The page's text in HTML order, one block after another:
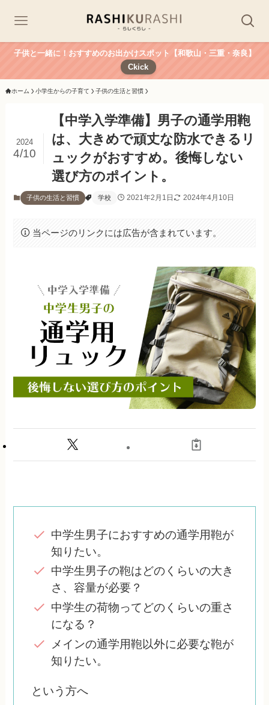
子供と一緒に！おすすめのお出かけスポット【和歌山・三重・奈良】
Ckick
ホーム 小学生からの子育て 子供の生活と習慣
【中学入学準備】男子の通学用鞄
は、大きめで頑丈な防水できるリ
ュックがおすすめ。後悔しない
選び方のポイント。
2024
4/10
子供の生活と習慣 学校 2021年2月1日 2024年4月10日
当ページのリンクには広告が含まれています。
中学生男子におすすめの通学用鞄が
知りたい。
中学生男子の鞄はどのくらいの大き
さ、容量が必要？
中学生の荷物ってどのくらいの重さ
になる？
メインの通学用鞄以外に必要な鞄が
知りたい。
という方へ